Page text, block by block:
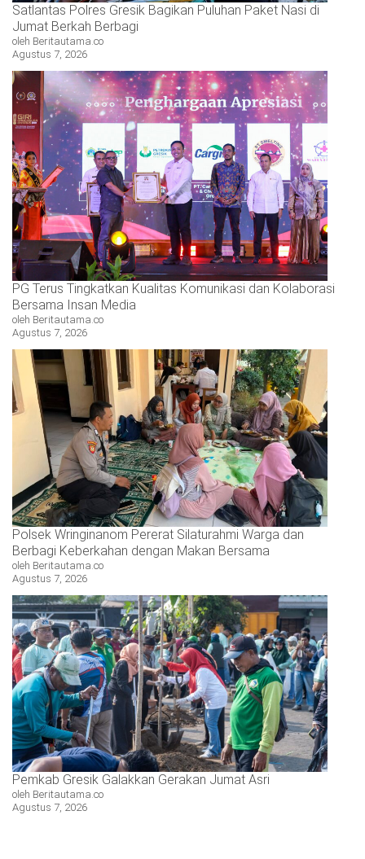
Satlantas Polres Gresik Bagikan Puluhan Paket Nasi di
Jumat Berkah Berbagi
oleh Beritautama.co
Agustus 7, 2026
PG Terus Tingkatkan Kualitas Komunikasi dan Kolaborasi
Bersama Insan Media
oleh Beritautama.co
Agustus 7, 2026
Polsek Wringinanom Pererat Silaturahmi Warga dan
Berbagi Keberkahan dengan Makan Bersama
oleh Beritautama.co
Agustus 7, 2026
Pemkab Gresik Galakkan Gerakan Jumat Asri
oleh Beritautama.co
Agustus 7, 2026